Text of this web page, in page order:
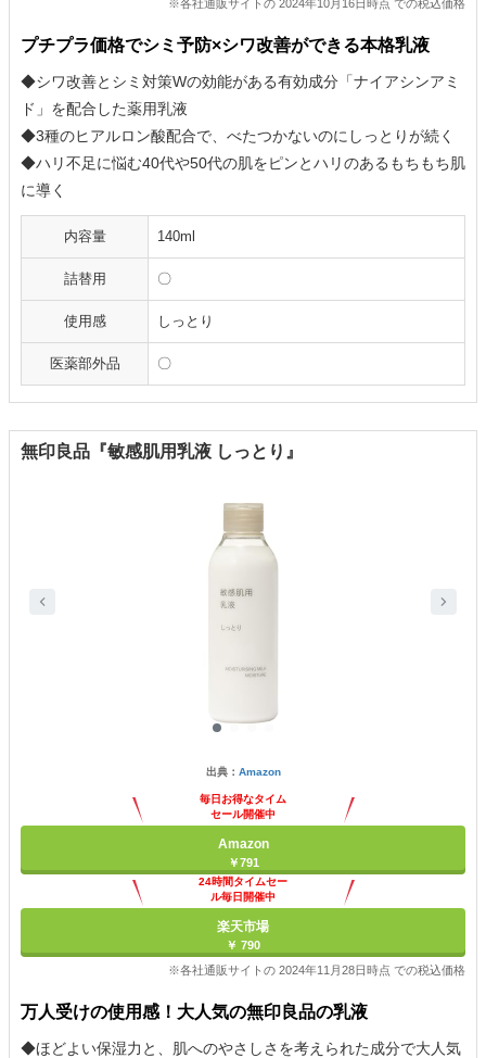
※各社通販サイトの 2024年10月16日時点 での税込価格
プチプラ価格でシミ予防×シワ改善ができる本格乳液
◆シワ改善とシミ対策Wの効能がある有効成分「ナイアシンアミ
ド」を配合した薬用乳液
◆3種のヒアルロン酸配合で、べたつかないのにしっとりが続く
◆ハリ不足に悩む40代や50代の肌をピンとハリのあるもちもち肌
に導く
内容量 140ml
詰替用 〇
使用感 しっとり
医薬部外品 〇
無印良品『敏感肌用乳液 しっとり』
出典： Amazon
毎日お得なタイム
セール開催中
Amazon
￥791
24時間タイムセー
ル毎日開催中
楽天市場
￥ 790
※各社通販サイトの 2024年11月28日時点 での税込価格
万人受けの使用感！大人気の無印良品の乳液
◆ほどよい保湿力と、肌へのやさしさを考えられた成分で大人気